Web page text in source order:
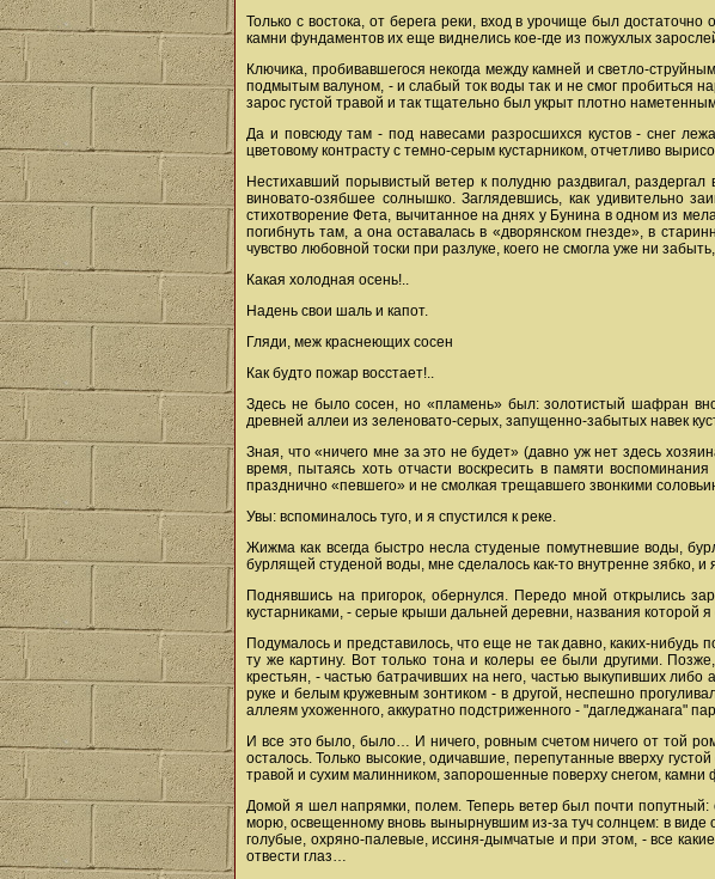
Только с востока, от берега реки, вход в урочище был
камни фундаментов их еще виднелись кое-где из пожухлых
Ключика, пробивавшегося некогда между камней и светло-
подмытым валуном, - и слабый ток воды так и не смог пробиться
зарос густой травой и так тщательно был укрыт плотно
Да и повсюду там - под навесами разросшихся кустов - снег
цветовому контрасту с темно-серым кустарником, отчетливо
Нестихавший порывистый ветер к полудню раздвигал,
виновато-озябшее солнышко. Заглядевшись, как удивительно
стихотворение Фета, вычитанное на днях у Бунина в одном из
погибнуть там, а она оставалась в «дворянском гнезде», в
чувство любовной тоски при разлуке, коего не смогла уже ни
Какая холодная осень!..
Надень свои шаль и капот.
Гляди, меж краснеющих сосен
Как будто пожар восстает!..
Здесь не было сосен, но «пламень» был: золотистый шафран
древней аллеи из зеленовато-серых, запущенно-забытых навек
Зная, что «ничего мне за это не будет» (давно уж нет здесь
время, пытаясь хоть отчасти воскресить в памяти
празднично «певшего» и не смолкая трещавшего звонкими
Увы: вспоминалось туго, и я спустился к реке.
Жижма как всегда быстро несла студеные помутневшие воды,
бурлящей студеной воды, мне сделалось как-то внутренне зябко,
Поднявшись на пригорок, обернулся. Передо мной открылись
кустарниками, - серые крыши дальней деревни, названия которой
Подумалось и представилось, что еще не так давно, каких-
ту же картину. Вот только тона и колеры ее были другими.
крестьян, - частью батрачивших на него, частью выкупивших
руке и белым кружевным зонтиком - в другой, неспешно
аллеям ухоженного, аккуратно подстриженного - "дагледжанага"
И все это было, было… И ничего, ровным счетом ничего от той
осталось. Только высокие, одичавшие, перепутанные вверху
травой и сухим малинником, запорошенные поверху снегом, камни
Домой я шел напрямки, полем. Теперь ветер был почти
морю, освещенному вновь вынырнувшим из-за туч солнцем: в
голубые, охряно-палевые, иссиня-дымчатые и при этом, - все
отвести глаз…